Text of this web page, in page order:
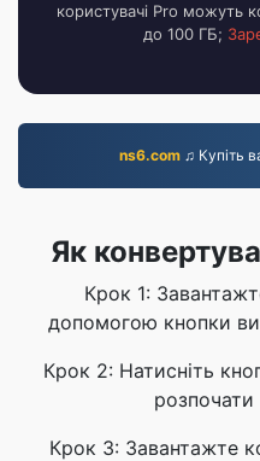
користувачі Pro можуть
до 100 ГБ;
ns6.com♫ Купіть
Як
Крок 1:
допомогою кнопки
Крок 2: Натисніть
розпочати
Крок 3: Завантажте